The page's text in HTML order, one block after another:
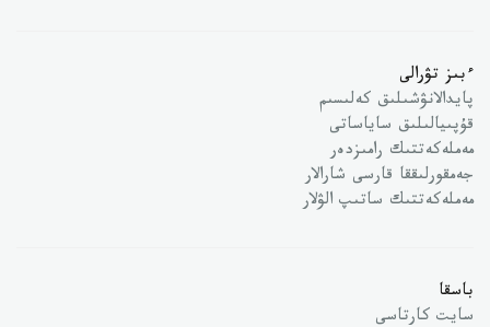
ءبىز تۋرالى
پايدالانۋشىلىق كەلىسىم
قۇپىيالىلىق ساياساتى
مەملەكەتتىك رامىزدەر
جەمقورلىققا قارسى شارالار
مەملەكەتتىك ساتىپ الۋلار
باسقا
سايت كارتاسى